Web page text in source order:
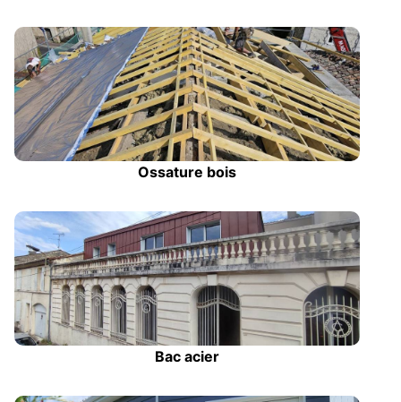
Ossature bois
Bac acier